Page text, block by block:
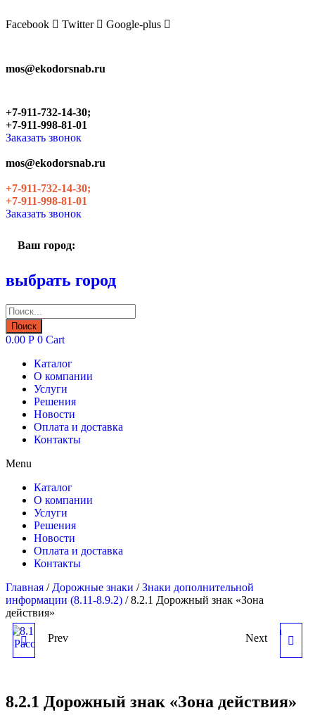
to
Facebook Twitter Google-plus
mos@ekodorsnab.ru
+7-911-732-14-30;
+7-911-998-81-01
Заказать звонок
mos@ekodorsnab.ru
+7-911-732-14-30;
+7-911-998-81-01
Заказать звонок
Ваш город:
выбрать город
Поиск
товаров
Поиск
0.00 Р 0 Cart
Каталог
О компании
Услуги
Решения
Новости
Оплата и доставка
Контакты
Menu
Каталог
О компании
Услуги
Решения
Новости
Оплата и доставка
Контакты
Главная / Дорожные знаки /Знаки дополнительной
информации (8.11-8.9.2) / 8.2.1 Дорожный знак «Зона
действия»
8.1.4 ДОРОЖНЫЙ ЗНАК
ОБЪЕКТА»
Prev 8.2.2 ДОРОЖНЫЙ ЗНАК
Next
8.2.1 Дорожный знак «Зона действия»